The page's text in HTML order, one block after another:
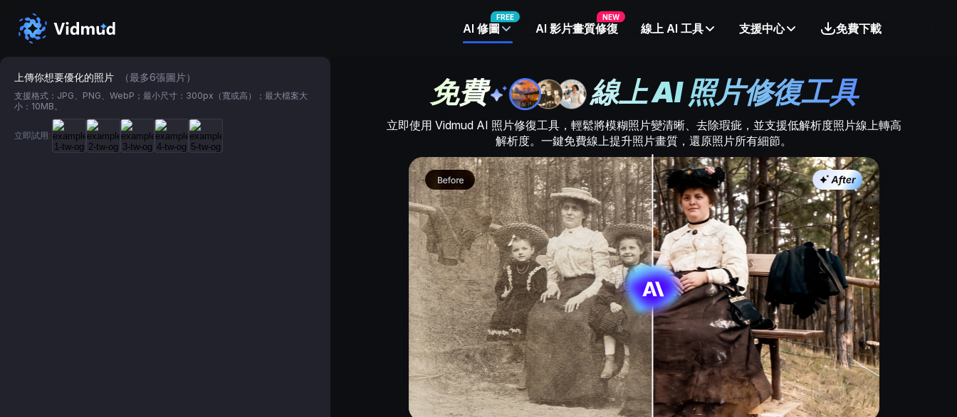
AI 修圖
FREE
AI 影片畫質修復
NEW
線上 AI 工具 支援中心 免費下載
上傳你想要優化的照片 （最多6張圖片）
支援格式：JPG、PNG、WebP；最小尺寸：300px（寬或高）；最大檔案大
小：10MB。
立即試用:
免費 線上 AI 照片修復工具
立即使用 Vidmud AI 照片修復工具，輕鬆將模糊照片變清晰、去除瑕疵，並支援低解析度照片線上轉高
解析度。一鍵免費線上提升照片畫質，還原照片所有細節。